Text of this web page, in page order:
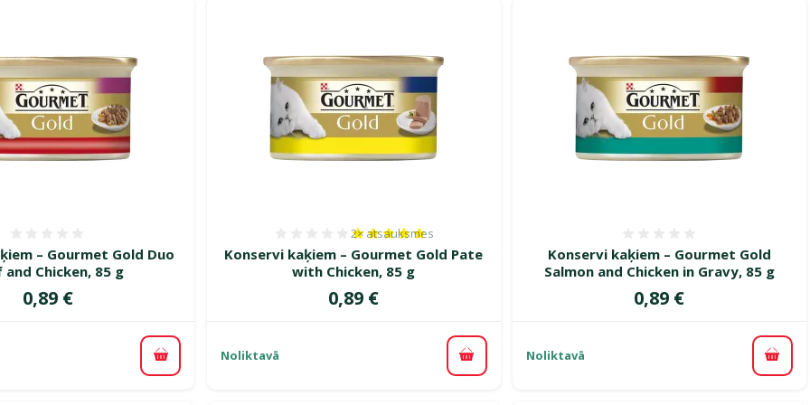
– Gourmet Gold Duo
and Chicken, 85 g
Cena
0,89 €
Pievienot grozam
Konservi kaķiem – Gourmet Gold Pate
with Chicken, 85 g
Atsauksmes 100%, reitingu skaits: 2
2× atsauksmes
Cena
0,89 €
Noliktavā Pievienot grozam
Konservi kaķiem – Gourmet Gold
Salmon and Chicken in Gravy, 85 g
Cena
0,89 €
Noliktavā